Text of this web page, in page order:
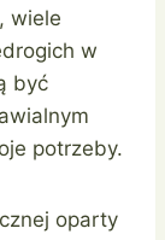
wiele
w
być
potrzeby.
oparty